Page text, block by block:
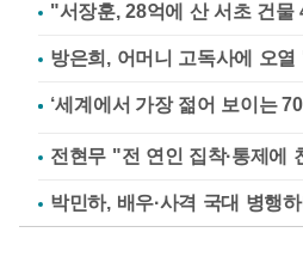
"서장훈, 28억에 산 서초 건물
방은희, 어머니 고독사에 오
전현무 "전 연인 집착·통제에
박민하, 배우·사격 국대 병행